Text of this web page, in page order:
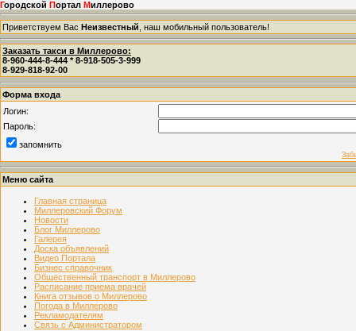
Городской Портал Миллерово
Приветствуем Вас Неизвестный , наш мобильный пользователь!
Заказать такси в Миллерово:
8-960-444-8-444 * 8-918-505-3-999
8-929-818-92-00
Форма входа
Логин:
Пароль:
запомнить
Меню сайта
Главная страница
Миллеровский Форум
Новости
Блог Миллерово
Галерея
Доска объявлений
Видео Портала
Бизнес справочник
Общественный транспорт в Миллерово
Расписание приема врачей
Книга отзывов о Миллерово
Погода в Миллерово
Рекламодателям
Связь с Администратором